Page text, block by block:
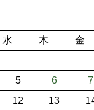
水 木 金
5 6 7
12 13